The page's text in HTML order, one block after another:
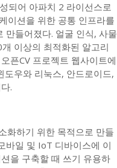
되어 아파치 2 라이선스로
이션을 위한 공통 인프라를
만들어졌다. 얼굴 인식, 사물
이상의 최적화된 알고리
픈CV 프로젝트 웹사이트에
도우와 리눅스, 안드로이드,
.
화하기 위한 목적으로 만들
바일 및 IoT 디바이스에 이
을 구축할 때 쓰기 유용하